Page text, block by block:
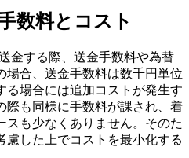
数料とコスト
金する際、送金手数料や為替
場合、送金手数料は数千円単位
る場合には追加コストが発生す
際も同様に手数料が課され、着
スも少なくありません。そのた
慮した上でコストを最小化する